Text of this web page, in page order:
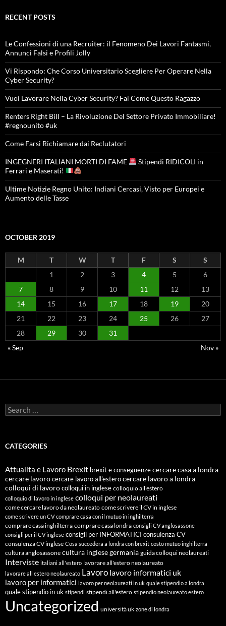
RECENT POSTS
Le Confessioni di una Recruiter: il Fenomeno Dei Lavori Fantasmi,
Annunci Falsi e Profili Jolly
Vi Rispondo: Che Corso Universitario Scegliere Per Operare Nella
Cyber Security?
Vuoi Lavorare Nella Cyber Security? Fai Come Questo Ragazzo
Renters Right Bill – La Rivoluzione Del Settore Privato Immobiliare!
#regnounito #uk
Come Farsi Richiamare dai Reclutatori
INGEGNERI ITALIANI MORTI DI FAME
Stipendi RIDICOLI in
Ferrari e Maserati!
Ultime Notizie Regno Unito: Indiani Cercasi, Visto per Europei e
Aumento delle Tasse
OCTOBER 2019
M T W T F S
S
1
2 3 4 5
6
7
8 9 10 11 12
13
14
15 16 17 18 19
20
21
22 23 24 25 26
27
28
29 30
31
« Sep
Nov »
Search
for:
CATEGORIES
Attualita e Lavoro Brexit brexit e conseguenzecercare casa a londra
cercare lavorocercare lavoro all'esterocercare lavoro a londra
colloqui di lavorocolloqui in inglese colloquio all'estero
colloquio di lavoro in inglese colloqui per neolaureati
come cercare lavoro da neolaureato come scrivere il CV in inglese
come scrivere un CV comprare casa con il mutuo in inghilterra
comprare casa inghilterra comprare casa londra consigli CV anglosassone
consigli per il CV inglese consigli per INFORMATICI consulenza CV
consulenza CV inglese Cosa succedera a londra con brexit costo mutuo inghilterra
cultura anglosassone cultura inglesegermania guida colloqui neolaureati
Interviste italiani all'estero lavorare all'estero neolaureato
lavorare all estero neolaureato Lavoro lavoro informatici uk
lavoro per informatici lavoro per neolaureati in uk quale stipendio a londra
quale stipendio in uk stipendi stipendi all'estero stipendio neolaureato estero
Uncategorized università uk zone di londra